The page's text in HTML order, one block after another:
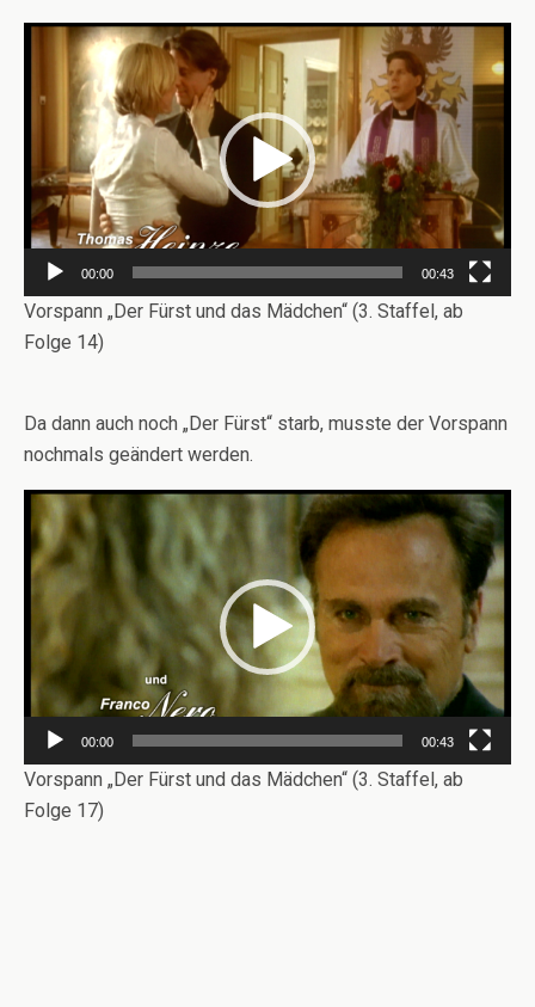
Video-
Player
00:00 00:43
Vorspann „Der Fürst und das Mädchen“ (3. Staffel, ab
Folge 14)
Da dann auch noch „Der Fürst“ starb, musste der Vorspann
nochmals geändert werden.
Video-
Player
00:00 00:43
Vorspann „Der Fürst und das Mädchen“ (3. Staffel, ab
Folge 17)